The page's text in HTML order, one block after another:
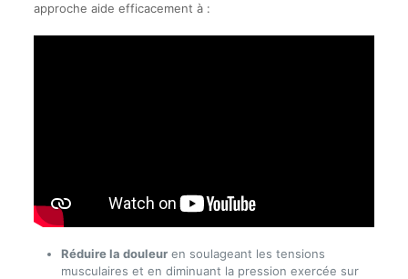
approche aide efficacement à :
Réduire la douleuren soulageant les tensions
musculaires et en diminuant la pression exercée sur